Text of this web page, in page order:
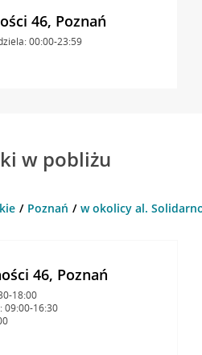
46, Poznań
00:00-23:59
w pobliżu
Poznań w okolicy al.
46, Poznań
18:00
09:00-16:30